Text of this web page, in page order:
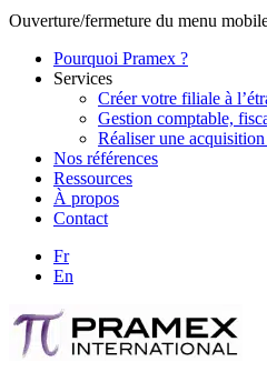
Ouverture/fermeture du menu
Pourquoi Pramex ?
Services
Créer votre filiale à
Gestion comptable,
Réaliser une
Nos références
Ressources
À propos
Contact
Fr
En